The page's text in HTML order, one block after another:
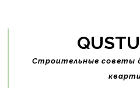
Skip
contentСтроительные советы